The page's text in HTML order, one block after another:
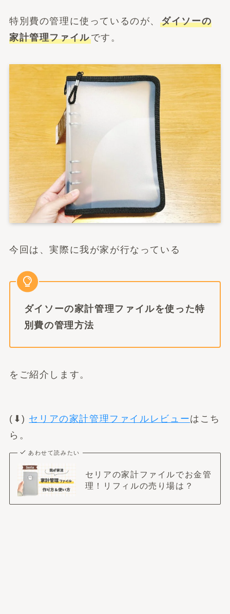
特別費の管理に使っているのが、ダイソーの
家計管理ファイルです。
今回は、実際に我が家が行なっている
ダイソーの家計管理ファイルを使った特
別費の管理方法
をご紹介します。
(⬇︎) セリアの家計管理ファイルレビューはこち
ら。
あわせて読みたい
セリアの家計ファイルでお金管
理！リフィルの売り場は？